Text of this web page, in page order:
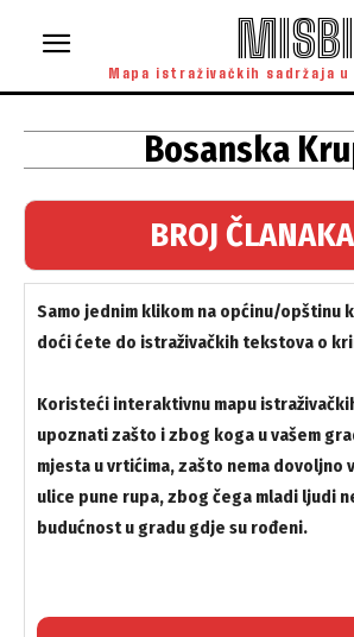
Mapa istraživačkih sadržaja u
Bosanska
BROJ
Samo jednim klikom na općinu/opštinu
doći ćete do istraživačkih tekstova o
Koristeći interaktivnu mapu
upoznati zašto i zbog koga u vašem
mjesta u vrtićima, zašto nema dovoljno
ulice pune rupa, zbog čega mladi ljudi
budućnost u gradu gdje su rođeni.